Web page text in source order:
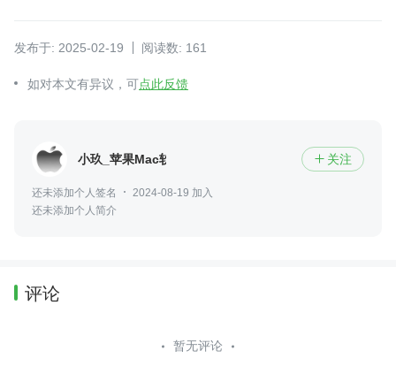
发布于: 2025-02-19 阅读数: 161
如对本文有异议，可点此反馈
小玖_苹果Mac软件  关注
还未添加个人签名
2024-08-19 加入
还未添加个人简介
评论
暂无评论